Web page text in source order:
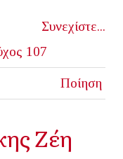
Συνεχίστε...
107
Ποίηση
Ζέη